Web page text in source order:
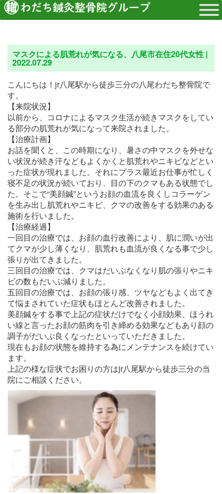
マスクによる肌荒れが気になる、八尾市在住20代女性 |
2022.07.29
こんにちは！jr八尾駅から徒歩三分の八尾わだち整骨院で
す。
【来院状況】
以前から、コロナによるマスク生活が続きマスクをしてい
る部分の肌荒れが気になって来院されました。
【治療計画】
お話を聞くと、この時期になり、暑さの中マスクを外せな
い状況が続き汗などもよくかくと肌荒れやニキビなどとい
った症状が現れました。それにプラス最近お仕事が忙しく
寝不足の状況が続いており、目の下のクマもある状態でし
た。そこで“美顔鍼”というお顔の血流を良くしコラーゲン
を生み出し肌荒れやニキビ、クマの改善をする効果のある
施術を行いました。
【治療経過】
一回目の治療では、お顔の血行改善により、肌に潤いが出
てクマが少し薄くなり、肌荒れも血流が良くなる事で少し
張りが出てきました。
三回目の治療では、クマはだいぶなくなり肌の張りやニキ
ビの数もだいぶ減りました。
五回目の治療では、お顔の張り感、ツヤなどもよく出てき
て悩まされていた症状もほとんど改善されました。
美顔鍼をする事で上記の症状だけでなく小顔効果、ほうれ
い線と言ったお顔の筋肉を引き締める効果などもあり顔の
調子がだいぶ良くなったといっていただきました。
現在もお顔の状態を維持する為にメンテナンスを続けてい
ます。
上記の様な症状でお困りの方はjr八尾駅から徒歩三分の当
院にご相談ください。